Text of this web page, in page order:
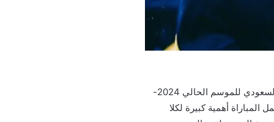
تستعد الجماهير الرياضية في المملكة العربية السعودية لمتابعة واحدة من أقوى المواجهات في دوري روشن السعودي للموسم الحالي 2024-
المباراة أهمية كبيرة لكلا